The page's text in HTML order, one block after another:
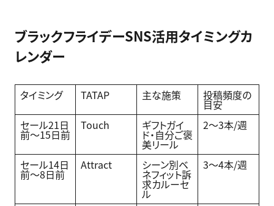
ブラックフライデーSNS活用タイミングカ
レンダー
タイミング TATAP 主な施策 投稿頻度の
目安
セール21日
前〜15日前
Touch ギフトガイ
ド・自分ご褒
美リール
2〜3本/週
セール14日
前〜8日前
Attract シーン別ベ
ネフィット訴
求カルーセ
ル
3〜4本/週